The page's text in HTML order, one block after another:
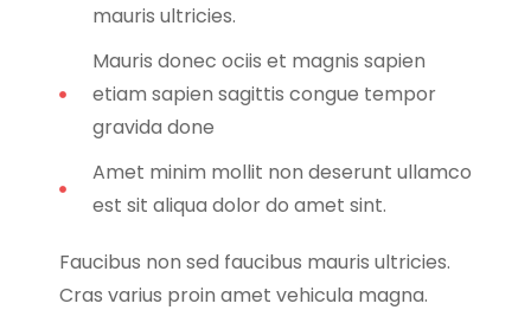
mauris ultricies.
Mauris donec ociis et magnis sapien
etiam sapien sagittis congue tempor
gravida done
Amet minim mollit non deserunt ullamco
est sit aliqua dolor do amet sint.
Faucibus non sed faucibus mauris ultricies.
Cras varius proin amet vehicula magna.